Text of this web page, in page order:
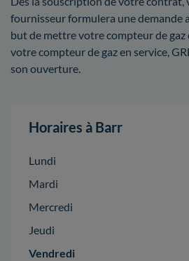
fournisseur formulera une demande
but de mettre votre compteur de gaz
votre compteur de gaz en service,
son ouverture.
Horaires à Barr
Lundi
Mardi
Mercredi
Jeudi
Vendredi